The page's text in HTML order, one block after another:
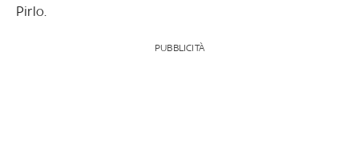
Pirlo.
PUBBLICITÀ